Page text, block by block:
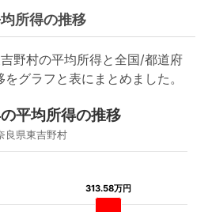
所得の推移
野村の平均所得と全国/都道府
グラフと表にまとめました。
平均所得の推移
良県東吉野村
313.58万円
313.58万円